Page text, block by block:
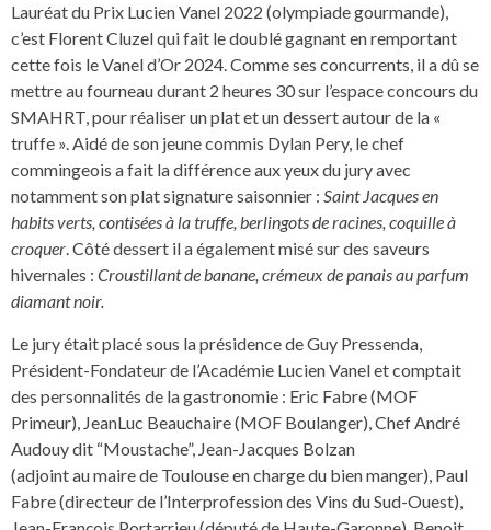
Lauréat du Prix Lucien Vanel 2022 (olympiade gourmande),
c’est Florent Cluzel qui fait le doublé gagnant en remportant
cette fois le Vanel d’Or 2024. Comme ses concurrents, il a dû se
mettre au fourneau durant 2 heures 30 sur l’espace concours du
SMAHRT, pour réaliser un plat et un dessert autour de la «
truffe ». Aidé de son jeune commis Dylan Pery, le chef
commingeois a fait la différence aux yeux du jury avec
notamment son plat signature saisonnier : Saint Jacques en
habits verts, contisées à la truffe, berlingots de racines, coquille à
croquer. Côté dessert il a également misé sur des saveurs
hivernales : Croustillant de banane, crémeux de panais au parfum
diamant noir.
Le jury était placé sous la présidence de Guy Pressenda,
Président-Fondateur de l’Académie Lucien Vanel et comptait
des personnalités de la gastronomie : Eric Fabre (MOF
Primeur), JeanLuc Beauchaire (MOF Boulanger), Chef André
Audouy dit “Moustache”, Jean-Jacques Bolzan
(adjoint au maire de Toulouse en charge du bien manger), Paul
Fabre (directeur de l’Interprofession des Vins du Sud-Ouest),